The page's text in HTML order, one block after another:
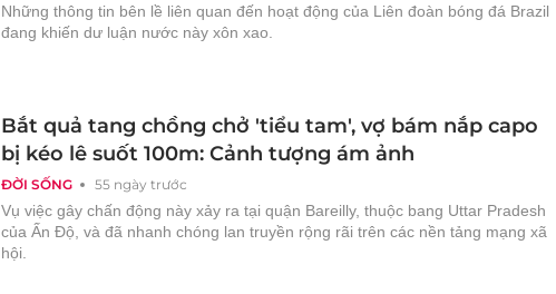
Những thông tin bên lề liên quan đến hoạt động của Liên đoàn bóng đá Brazil
đang khiến dư luận nước này xôn xao.
ĐỜI SỐNG 55 ngày trước
Bắt quả tang chồng chở 'tiểu tam', vợ bám nắp capo
bị kéo lê suốt 100m: Cảnh tượng ám ảnh
Vụ việc gây chấn động này xảy ra tại quận Bareilly, thuộc bang Uttar Pradesh
của Ấn Độ, và đã nhanh chóng lan truyền rộng rãi trên các nền tảng mạng xã
hội.